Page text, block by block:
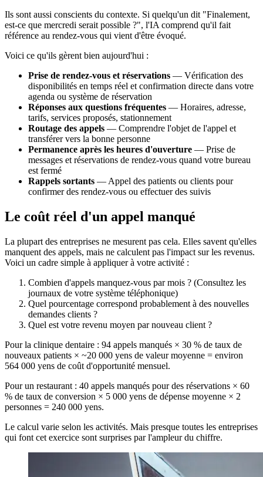
Ils sont aussi conscients du contexte. Si quelqu'un dit "Finalement,
est-ce que mercredi serait possible ?", l'IA comprend qu'il fait
référence au rendez-vous qui vient d'être évoqué.
Voici ce qu'ils gèrent bien aujourd'hui :
Prise de rendez-vous et réservations — Vérification des
disponibilités en temps réel et confirmation directe dans votre
agenda ou système de réservation
Réponses aux questions fréquentes — Horaires, adresse,
tarifs, services proposés, stationnement
Routage des appels — Comprendre l'objet de l'appel et
transférer vers la bonne personne
Permanence après les heures d'ouverture — Prise de
messages et réservations de rendez-vous quand votre bureau
est fermé
Rappels sortants — Appel des patients ou clients pour
confirmer des rendez-vous ou effectuer des suivis
Le coût réel d'un appel manqué
La plupart des entreprises ne mesurent pas cela. Elles savent qu'elles
manquent des appels, mais ne calculent pas l'impact sur les revenus.
Voici un cadre simple à appliquer à votre activité :
Combien d'appels manquez-vous par mois ? (Consultez les
journaux de votre système téléphonique)
Quel pourcentage correspond probablement à des nouvelles
demandes clients ?
Quel est votre revenu moyen par nouveau client ?
Pour la clinique dentaire : 94 appels manqués × 30 % de taux de
nouveaux patients × ~20 000 yens de valeur moyenne = environ
564 000 yens de coût d'opportunité mensuel.
Pour un restaurant : 40 appels manqués pour des réservations × 60
% de taux de conversion × 5 000 yens de dépense moyenne × 2
personnes = 240 000 yens.
Le calcul varie selon les activités. Mais presque toutes les entreprises
qui font cet exercice sont surprises par l'ampleur du chiffre.